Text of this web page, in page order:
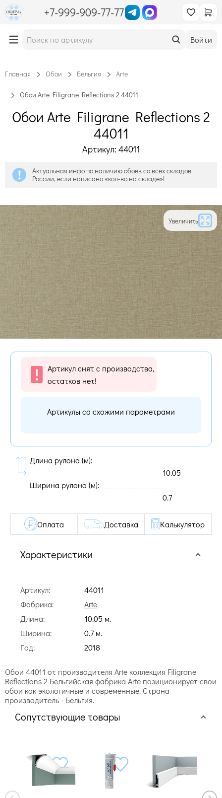
+7-999-909-77-77
Войти
Главная Обои Бельгия Arte
Обои Arte Filigrane Reflections 2 44011
Обои Arte Filigrane Reflections 2
44011
Артикул: 44011
Актуальная инфо по наличию обоев со всех складов
России, если написано «кол-во на складе»!
Увеличить
Артикул снят с производства,
остатков нет!
Артикулы со схожими параметрами
Длина рулона (м):
10.05
Ширина рулона (м):
0.7
Характеристики
Артикул:
44011
Фабрика:
Arte
Длина:
10.05 м.
Ширина:
0.7 м.
Год:
2018
Оплата Доставка Калькулятор
Обои 44011 от производителя Arte коллекция Filigrane
Reflections 2 Бельгийская фабрика Arte позиционирует свои
обои как экологичные и современные. Страна
производитель - Бельгия.
Сопутствующие товары